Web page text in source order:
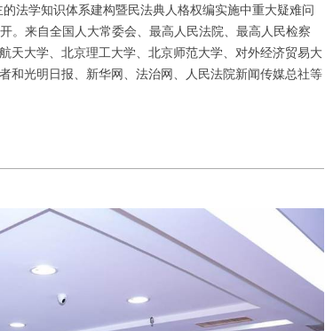
法学知识体系建构暨民法典人格权编实施中重大疑难问
。来自全国人大常委会、最高人民法院、最高人民检察
天大学、北京理工大学、北京师范大学、对外经济贸易大
和光明日报、新华网、法治网、人民法院新闻传媒总社等